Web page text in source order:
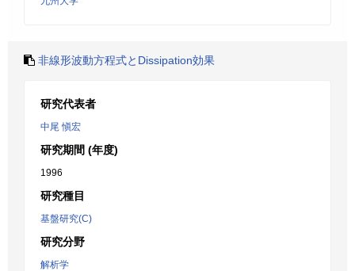
非線形波動方程式とDissipation効果
研究代表者
中尾 愼宏
研究期間 (年度)
1996
研究種目
基盤研究(C)
研究分野
解析学